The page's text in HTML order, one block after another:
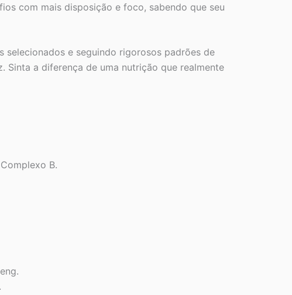
com mais disposição e foco, sabendo que seu
selecionados e seguindo rigorosos padrões de
a diferença de uma nutrição que realmente
B.